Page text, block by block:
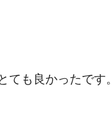
も良かったです。